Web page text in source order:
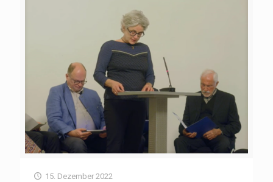
15. Dezember 2022